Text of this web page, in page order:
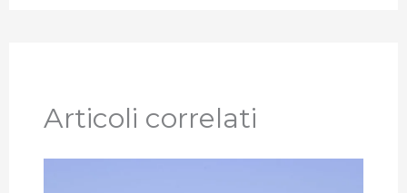
Articoli correlati